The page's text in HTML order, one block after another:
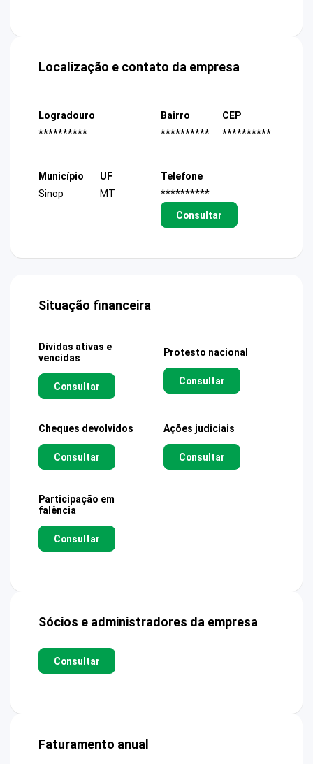
Localização e contato da empresa
Logradouro
**********
Bairro
**********
CEP
**********
Município
Sinop
UF
MT
Telefone
**********
Consultar
Situação financeira
Dívidas ativas e
vencidas
Consultar
Protesto nacional
Consultar
Cheques devolvidos
Consultar
Ações judiciais
Consultar
Participação em
falência
Consultar
Sócios e administradores da empresa
Consultar
Faturamento anual